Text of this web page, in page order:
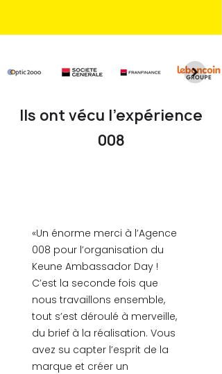
Ils ont vécu l’expérience
008
«Un énorme merci à l’Agence
008 pour l’organisation du
Keune Ambassador Day !
C’est la seconde fois que
nous travaillons ensemble,
tout s’est déroulé à merveille,
du brief à la réalisation. Vous
avez su capter l’esprit de la
marque et créer un